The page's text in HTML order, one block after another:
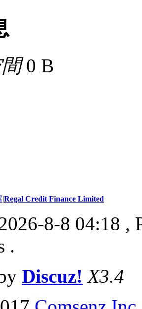
0 B
|Regal Credit Finance Limited
8-8 04:18 ,
.
Discuz! X3.4